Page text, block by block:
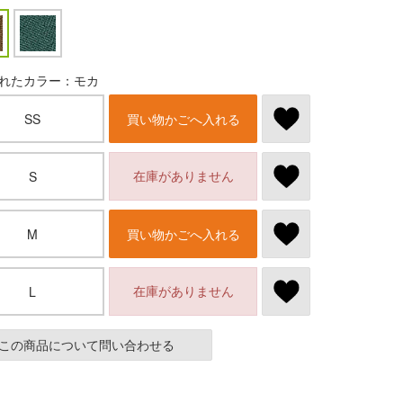
たカラー：モカ
SS 買い物かごへ入れる
S 在庫がありません
M 買い物かごへ入れる
L 在庫がありません
の商品について問い合わせる